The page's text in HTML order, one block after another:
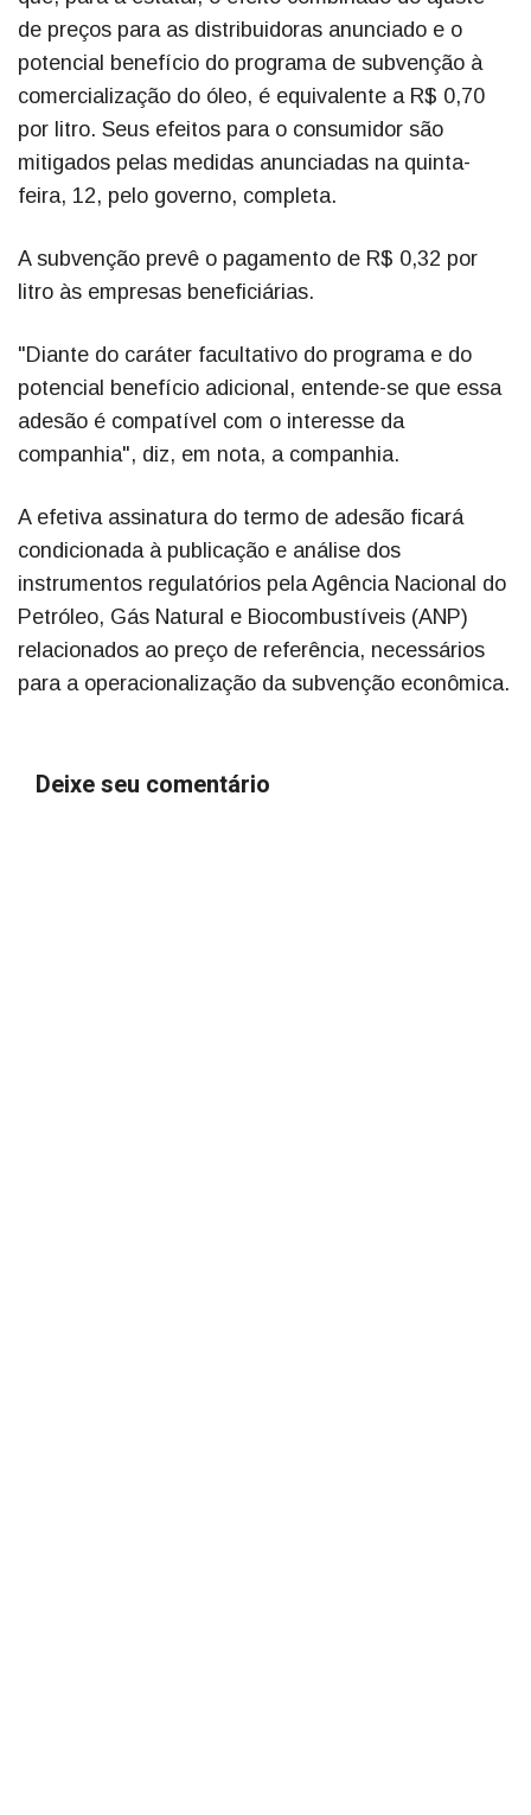
de preços para as distribuidoras anunciado e o
potencial benefício do programa de subvenção à
comercialização do óleo, é equivalente a R$ 0,70
por litro. Seus efeitos para o consumidor são
mitigados pelas medidas anunciadas na quinta-
feira, 12, pelo governo, completa.
A subvenção prevê o pagamento de R$ 0,32 por
litro às empresas beneficiárias.
"Diante do caráter facultativo do programa e do
potencial benefício adicional, entende-se que essa
adesão é compatível com o interesse da
companhia", diz, em nota, a companhia.
A efetiva assinatura do termo de adesão ficará
condicionada à publicação e análise dos
instrumentos regulatórios pela Agência Nacional do
Petróleo, Gás Natural e Biocombustíveis (ANP)
relacionados ao preço de referência, necessários
para a operacionalização da subvenção econômica.
Deixe seu comentário